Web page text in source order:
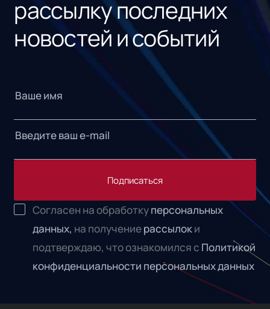
рассылку последних
новостей и событий
Подписаться
Согласен на обработкуперсональных
данных, на получениерассылоки
подтверждаю, что ознакомился с Политикой
конфиденциальности персональных данных